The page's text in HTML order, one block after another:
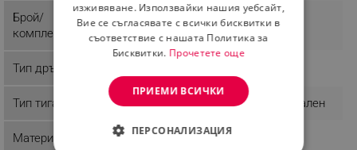
Брой/
комплект
Тип дръжка
Тип тиган Универсален Универсален
Материал
изживяване. Използвайки нашия уебсайт,
Вие се съгласявате с всички бисквитки в
съответствие с нашата Политика за
Бисквитки. Прочетете още
ПРИЕМИ ВСИЧКИ
ПЕРСОНАЛИЗАЦИЯ